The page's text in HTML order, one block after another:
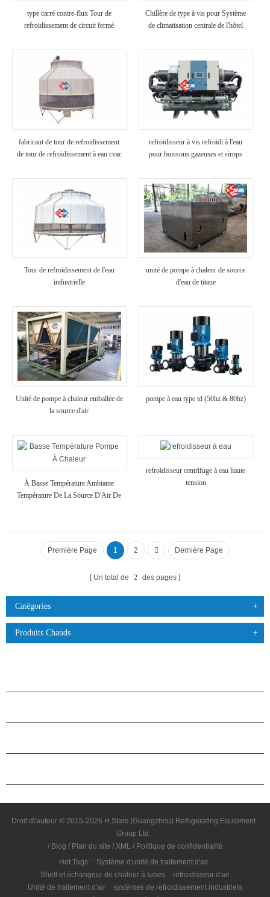
type carré contre-flux Tour de
refroidissement de circuit fermé
Chillère de type à vis pour Système
de climatisation centrale de l'hôtel
fabricant de tour de refroidissement
de tour de refroidissement à eau cvac
refroidisseur à vis refroidi à l'eau
pour boissons gazeuses et sirops
Tour de refroidissement de l'eau
industrielle
unité de pompe à chaleur de source
d'eau de titane
Unité de pompe à chaleur emballée de
la source d'air
pompe à eau type td (50hz & 80hz)
À Basse Température Ambiante
Température De La Source D'Air De
refroidisseur centrifuge à eau haute
tension
Première Page 1 2 Dernière Page
Un total de 2 des pages
Catégories
Produits Chauds
Droit d\'auteur © 2015-2026 H.Stars (Guangzhou) Refrigerating Equipment
Group Ltd.
/ Blog / Plan du site / XML / Politique de confidentialité
Hot Tags :
Système d'unité de traitement d'air
Shell et échangeur de chaleur à tubes
refroidisseur d'air
Unité de traitement d'air
systèmes de refroidissement industriels